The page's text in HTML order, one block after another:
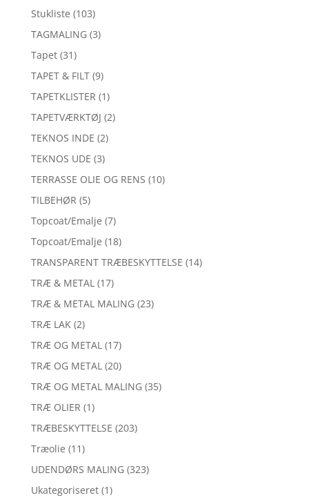
Stukliste (103)
TAGMALING (3)
Tapet (31)
TAPET & FILT (9)
TAPETKLISTER (1)
TAPETVÆRKTØJ (2)
TEKNOS INDE (2)
TEKNOS UDE (3)
TERRASSE OLIE OG RENS (10)
TILBEHØR (5)
Topcoat/Emalje (7)
Topcoat/Emalje (18)
TRANSPARENT TRÆBESKYTTELSE (14)
TRÆ & METAL (17)
TRÆ & METAL MALING (23)
TRÆ LAK (2)
TRÆ OG METAL (17)
TRÆ OG METAL (20)
TRÆ OG METAL MALING (35)
TRÆ OLIER (1)
TRÆBESKYTTELSE (203)
Træolie (11)
UDENDØRS MALING (323)
Ukategoriseret (1)